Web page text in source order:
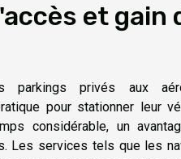
et gain
parkings privés aux
pour stationner leur
considérable, un
Les services tels que les